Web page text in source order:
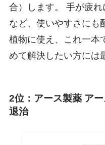
合）します。 手が疲
など、使いやすさにも
植物に使え、これ一本
めて解決したい方には
2位：アース製薬 ア
退治